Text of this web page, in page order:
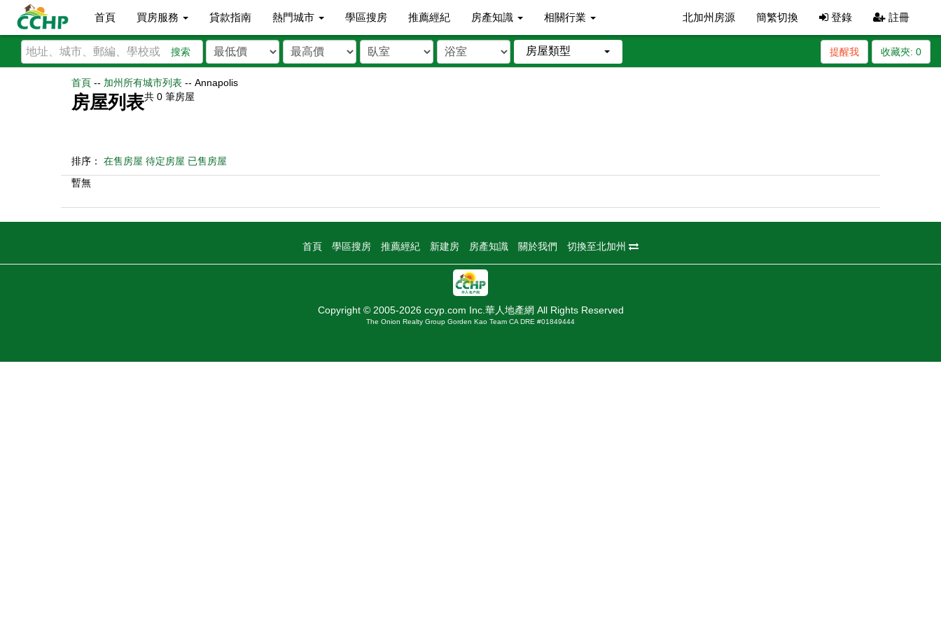
首頁 買房服務 貸款指南 熱門城市 學區搜房 推薦經紀 房產知識 相關行業 北加州房源 簡繁切換 登錄 註冊
搜索 房屋類型 收藏夾: 0
提醒我
首頁 -- 加州所有城市列表 -- Annapolis
房屋列表共 0 筆房屋
排序： 在售房屋 待定房屋 已售房屋
暫無
首頁 學區搜房 推薦經紀 新建房 房產知識 關於我們 切換至北加州
Copyright © 2005-2026 ccyp.com Inc.華人地產網 All Rights Reserved
The Onion Realty Group Gorden Kao Team CA DRE #01849444